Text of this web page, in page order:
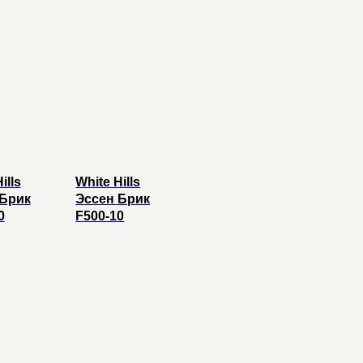
White Hills
Эссен Брик
F500-10